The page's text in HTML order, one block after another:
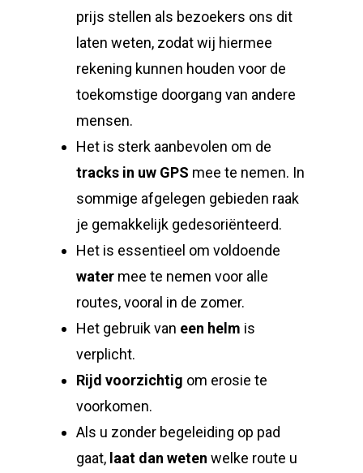
prijs stellen als bezoekers ons dit
laten weten, zodat wij hiermee
rekening kunnen houden voor de
toekomstige doorgang van andere
mensen.
Het is sterk aanbevolen om de
tracks in uw GPS mee te nemen. In
sommige afgelegen gebieden raak
je gemakkelijk gedesoriënteerd.
Het is essentieel om voldoende
water mee te nemen voor alle
routes, vooral in de zomer.
Het gebruik van een helm is
verplicht.
Rijd voorzichtig om erosie te
voorkomen.
Als u zonder begeleiding op pad
gaat, laat dan weten welke route u